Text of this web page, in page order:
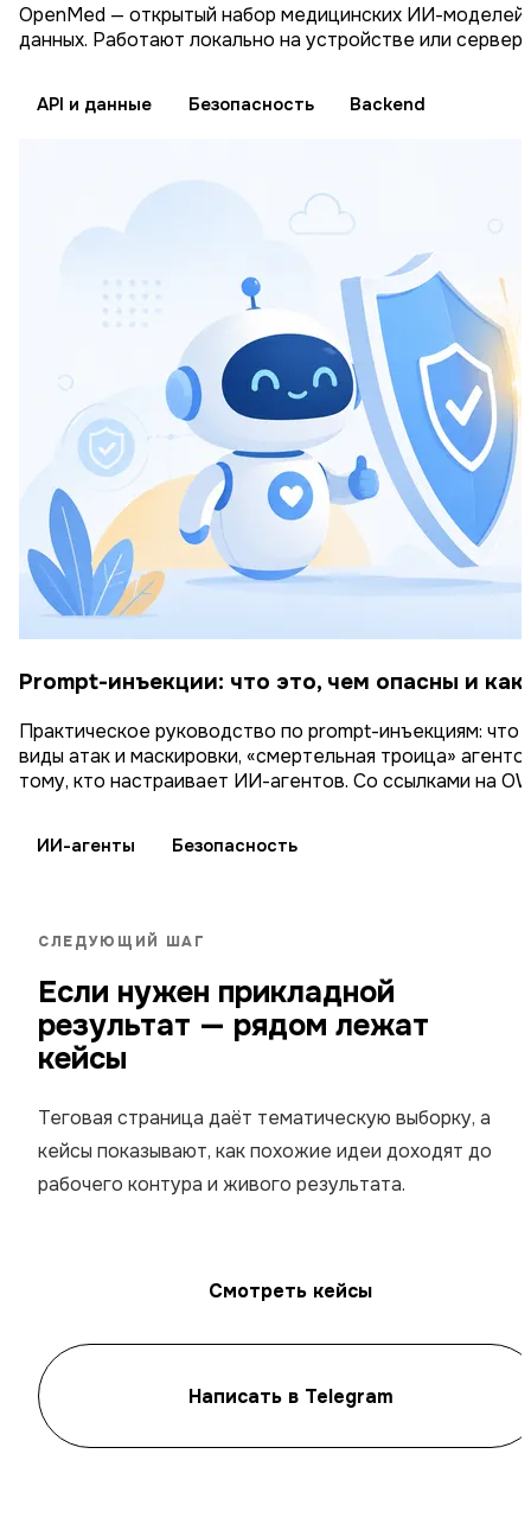
OpenMed — открытый набор медицинских ИИ-моделей
данных. Работают локально на устройстве или
API и данные Безопасность Backend
Prompt-инъекции: что это, чем опасны и
Практическое руководство по prompt-инъекциям: что
виды атак и маскировки, «смертельная троица»
тому, кто настраивает ИИ-агентов. Со ссылками на
ИИ-агенты Безопасность
СЛЕДУЮЩИЙ ШАГ
Если нужен прикладной
результат — рядом лежат
кейсы
Теговая страница даёт тематическую выборку, а
кейсы показывают, как похожие идеи доходят до
рабочего контура и живого результата.
Смотреть кейсы
Написать в Telegram